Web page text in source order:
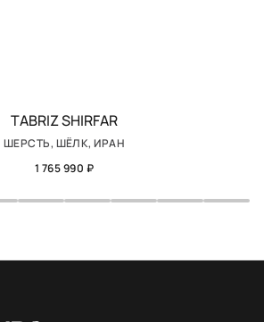
TABRIZ SHIRFAR
ШЕРСТЬ, ШЁЛК, ИРАН
1 765 990 ₽